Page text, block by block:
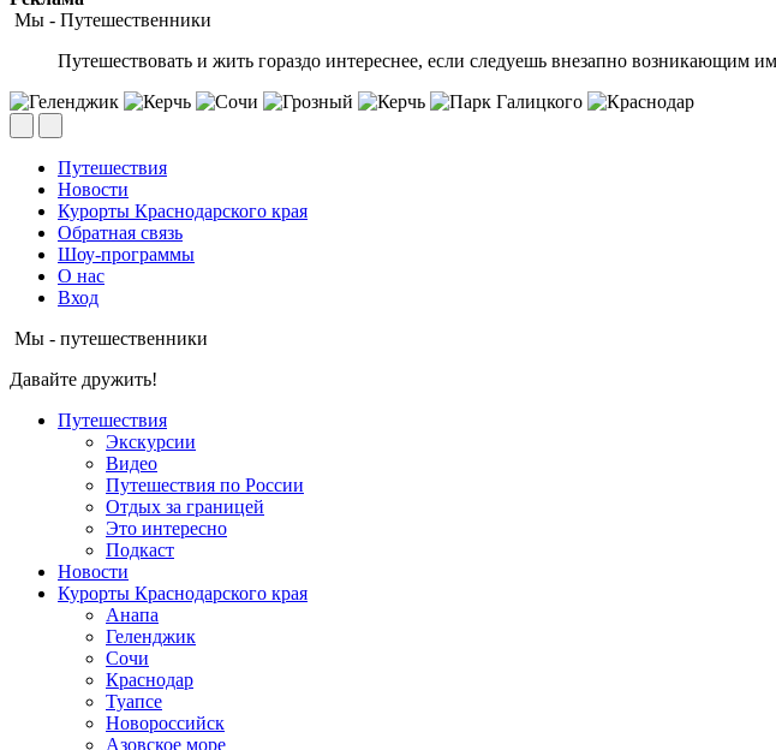
Мы - Путешественники
Путешествовать и жить гораздо интереснее, если следуешь внезапно возникающим
Путешествия
Новости
Курорты Краснодарского края
Обратная связь
Шоу-программы
О нас
Вход
Мы - путешественники
Давайте дружить!
Путешествия
Экскурсии
Видео
Путешествия по России
Отдых за границей
Это интересно
Подкаст
Новости
Курорты Краснодарского края
Анапа
Геленджик
Сочи
Краснодар
Туапсе
Новороссийск
Азовское море